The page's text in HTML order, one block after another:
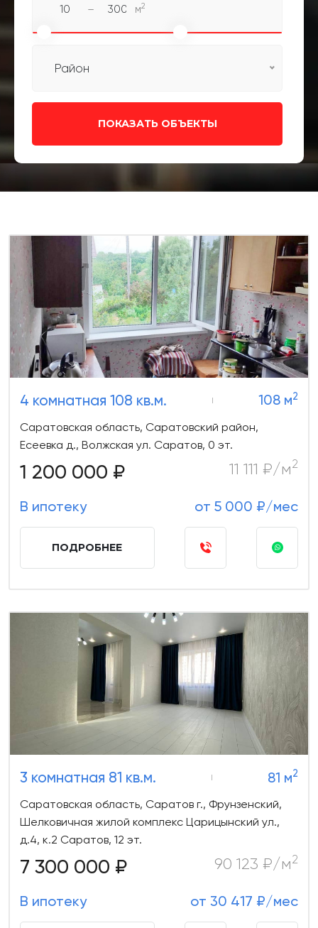
– м2
Район
ПОКАЗАТЬ ОБЪЕКТЫ
4 комнатная 108 кв.м. 108 м2
Саратовская область, Саратовский район,
Есеевка д., Волжская ул. Саратов, 0 эт.
1 200 000 ₽ 11 111 ₽/м2
В ипотеку от 5 000 ₽/мес
ПОДРОБНЕЕ
3 комнатная 81 кв.м. 81 м2
Саратовская область, Саратов г., Фрунзенский,
Шелковичная жилой комплекс Царицынский ул.,
д.4, к.2 Саратов, 12 эт.
7 300 000 ₽ 90 123 ₽/м2
В ипотеку от 30 417 ₽/мес